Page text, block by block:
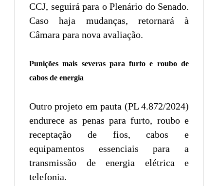
CCJ, seguirá para o Plenário do Senado.
Caso haja mudanças, retornará à
Câmara para nova avaliação.
Punições mais severas para furto e roubo de
cabos de energia
Outro projeto em pauta (PL 4.872/2024)
endurece as penas para furto, roubo e
receptação de fios, cabos e
equipamentos essenciais para a
transmissão de energia elétrica e
telefonia.